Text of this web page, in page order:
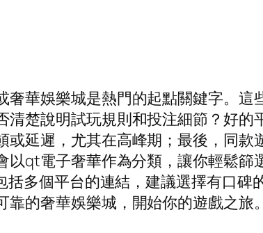
奢華娛樂城是熱門的起點關鍵字。
清楚說明試玩規則和投注細節？好
或延遲，尤其在高峰期；最後，同
以qt電子奢華作為分類，讓你輕鬆
多個平台的連結，建議選擇有口
的奢華娛樂城，開始你的遊戲之旅。